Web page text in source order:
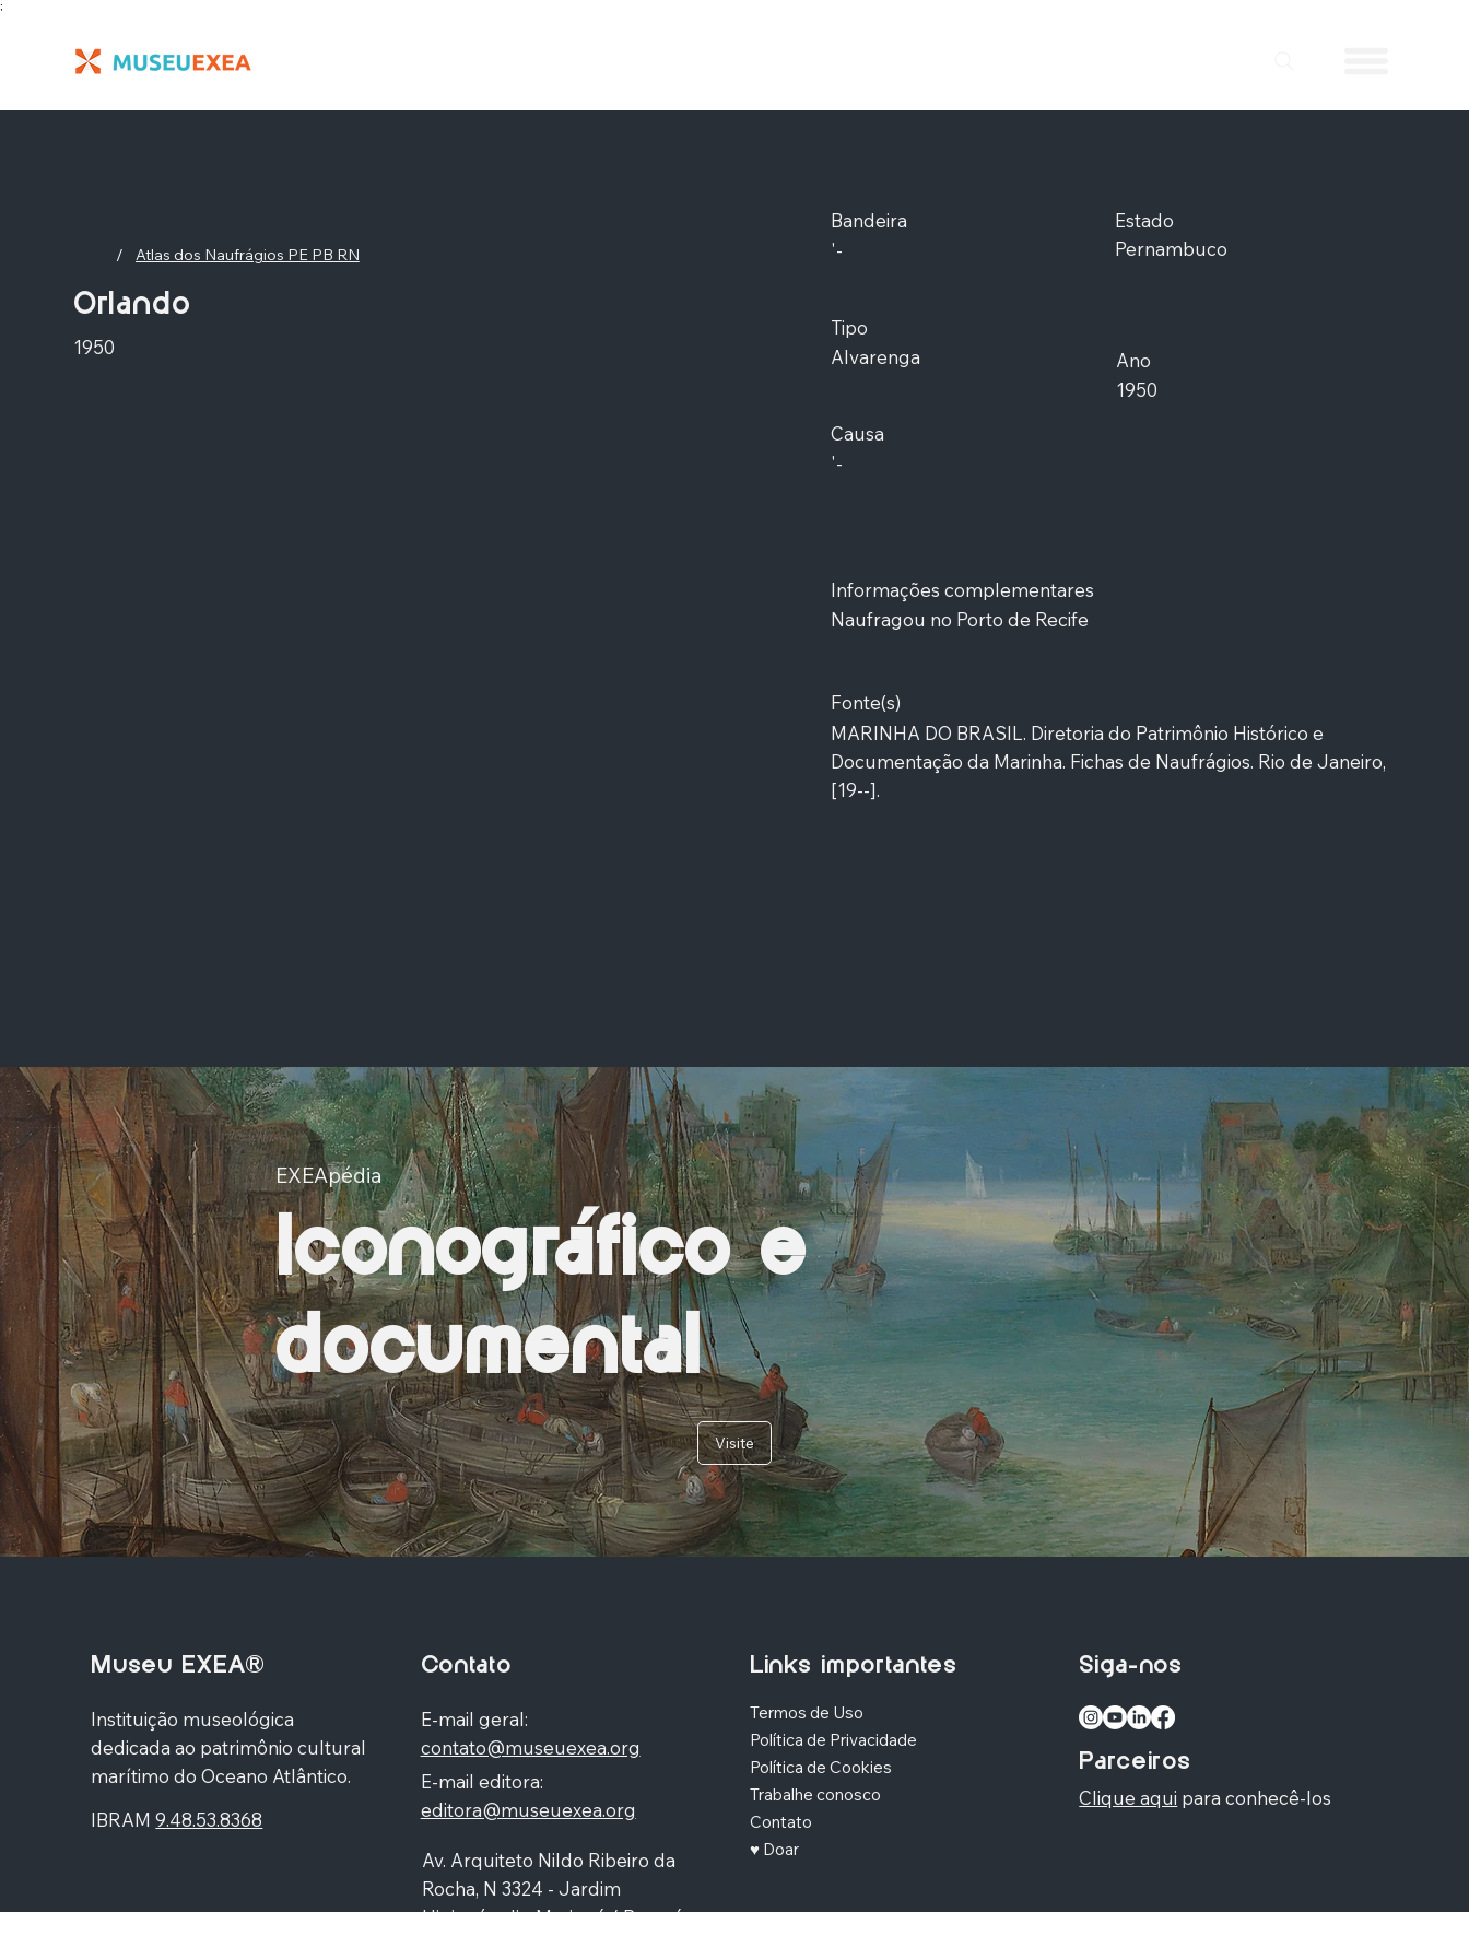
;
/ Atlas dos Naufrágios PE PB RN
Orlando
1950
Bandeira
'-
Tipo
Alvarenga
Causa
'-
Informações complementares
Naufragou no Porto de Recife
Fonte(s)
MARINHA DO BRASIL. Diretoria do Patrimônio Histórico e
Documentação da Marinha. Fichas de Naufrágios. Rio de Janeiro,
[19--].
Estado
Pernambuco
Ano
1950
EXEApédia
Iconográfico e
documental
Visite
Museu EXEA®
Instituição museológica
dedicada ao patrimônio cultural
marítimo do Oceano Atlântico.
IBRAM9.48.53.8368
Contato
E-mail geral:
contato@museuexea.org
E-mail editora:
editora@museuexea.org
Av. Arquiteto Nildo Ribeiro da
Rocha, N 3324 - Jardim
Higienópolis, Maringá / Paraná,
Links importantes
Termos de Uso
Política de Privacidade
Política de Cookies
Trabalhe conosco
Contato
♥ Doar
Siga-nos
Parceiros
Clique aqui para conhecê-los